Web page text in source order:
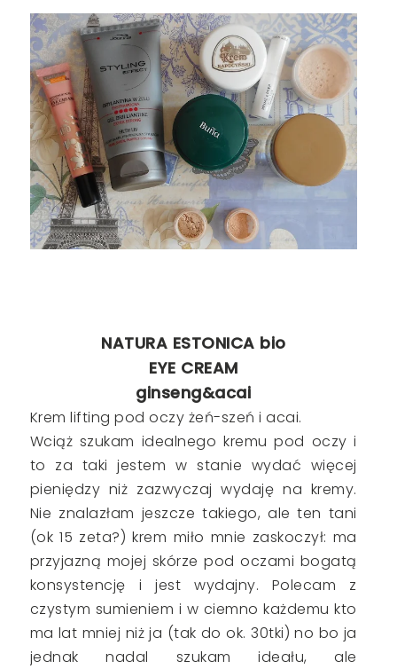
NATURA ESTONICA bio
EYE CREAM
ginseng&acai
Krem lifting pod oczy żeń-szeń i acai.
Wciąż szukam idealnego kremu pod oczy i
to za taki jestem w stanie wydać więcej
pieniędzy niż zazwyczaj wydaję na kremy.
Nie znalazłam jeszcze takiego, ale ten tani
(ok 15 zeta?) krem miło mnie zaskoczył: ma
przyjazną mojej skórze pod oczami bogatą
konsystencję i jest wydajny. Polecam z
czystym sumieniem i w ciemno każdemu kto
ma lat mniej niż ja (tak do ok. 30tki) no bo ja
jednak nadal szukam ideału, ale